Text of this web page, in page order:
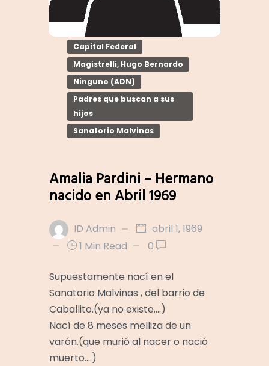
Capital Federal
Magistrelli, Hugo Bernardo
Ninguno (ADN)
Padres que buscan a sus
hijos
Sanatorio Malvinas
Amalia Pardini – Hermano
nacido en Abril 1969
ID Admin
abril 1, 1969
1 Min Read
0
Supuestamente nací en el
Sanatorio Malvinas , del barrio de
Caballito.(ya no existe….)
Nací de 8 meses melliza de un
varón.(que murió al nacer o nació
muerto….)